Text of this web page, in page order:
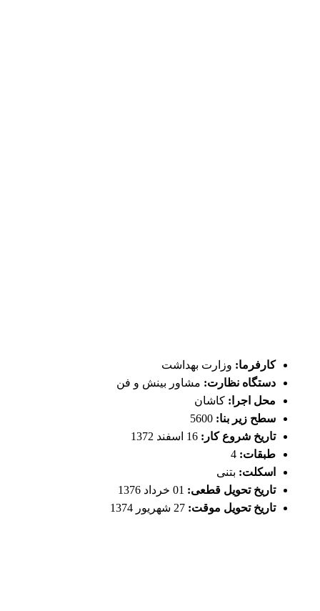
کارفرما: وزارت بهداشت
دستگاه نظارت: مشاور بینش و فن
محل اجرا: کاشان
سطح زیر بنا: 5600
تاریخ شروع کار: 16 اسفند 1372
طبقات: 4
اسکلت: بتنی
تاریخ تحویل قطعی:
تاریخ تحویل موقت: 27 شهریور 1374